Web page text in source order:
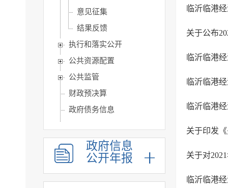
意见征集
结果反馈
执行和落实公开
公共资源配置
公共监管
财政预决算
政府债务信息
统计信息
公共企业事业单位信息
政府信息
公开年报
临沂临港
关于公布
临沂临港
关于印发
关于对